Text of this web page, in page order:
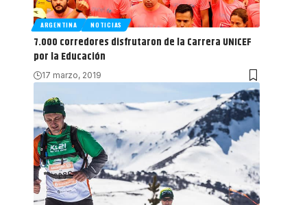
ARGENTINA NOTICIAS
7.000 corredores disfrutaron de la Carrera UNICEF
por la Educación
17 marzo, 2019